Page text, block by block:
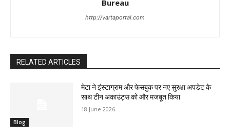
Bureau
http://vartaportal.com
RELATED ARTICLES
Blog
मेटा ने इंस्टाग्राम और फेसबुक पर नए सुरक्षा अपडेट के
साथ टीन अकाउंट्स को और मजबूत किया
18 June 2026